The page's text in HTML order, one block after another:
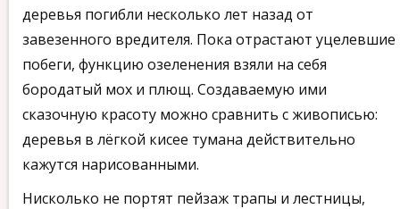
деревья погибли несколько лет назад от
завезенного вредителя. Пока отрастают уцелевшие
побеги, функцию озеленения взяли на себя
бородатый мох и плющ. Создаваемую ими
сказочную красоту можно сравнить с живописью:
деревья в лёгкой кисее тумана действительно
кажутся нарисованными.
Нисколько не портят пейзаж трапы и лестницы,